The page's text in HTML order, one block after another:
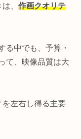
、 作画クオリテ
る中でも、予算・
て、映像品質は大
を左右し得る主要